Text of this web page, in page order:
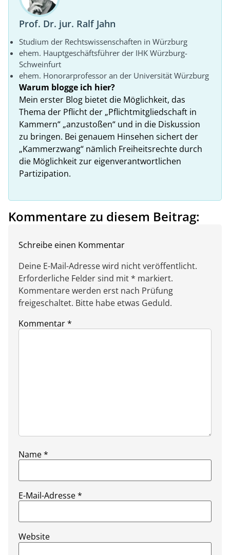
Prof. Dr. jur. Ralf Jahn
Studium der Rechtswissenschaften in Würzburg
ehem. Hauptgeschäftsführer der IHK Würzburg-
Schweinfurt
ehem. Honorarprofessor an der Universität Würzburg
Warum blogge ich hier?
Mein erster Blog bietet die Möglichkeit, das
Thema der Pflicht der „Pflichtmitgliedschaft in
Kammern“ „anzustoßen“ und in die Diskussion
zu bringen. Bei genauem Hinsehen sichert der
„Kammerzwang“ nämlich Freiheitsrechte durch
die Möglichkeit zur eigenverantwortlichen
Partizipation.
Kommentare zu diesem Beitrag:
Schreibe einen Kommentar
Deine E-Mail-Adresse wird nicht veröffentlicht.
Erforderliche Felder sind mit * markiert.
Kommentare werden erst nach Prüfung
freigeschaltet. Bitte habe etwas Geduld.
Kommentar*
Name*
E-Mail-Adresse*
Website